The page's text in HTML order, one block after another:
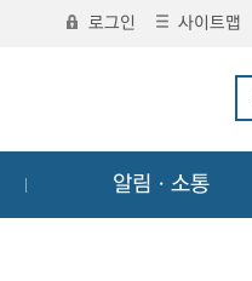
로그인 사이트맵
알림ㆍ소통